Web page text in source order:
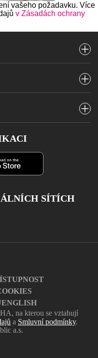
vašeho požadavku. Více
v Zásadách ochrany
SÍTÍCH
ENGLISH
na kterou se vztahují
a Smluvní podmínky.
a.s.